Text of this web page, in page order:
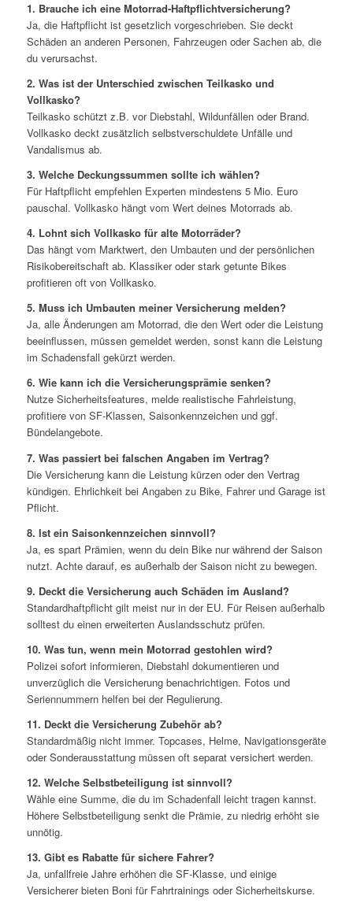
1. Brauche ich eine Motorrad-Haftpflichtversicherung?
Ja, die Haftpflicht ist gesetzlich vorgeschrieben. Sie deckt
Schäden an anderen Personen, Fahrzeugen oder Sachen ab, die
du verursachst.
2. Was ist der Unterschied zwischen Teilkasko und
Vollkasko?
Teilkasko schützt z.B. vor Diebstahl, Wildunfällen oder Brand.
Vollkasko deckt zusätzlich selbstverschuldete Unfälle und
Vandalismus ab.
3. Welche Deckungssummen sollte ich wählen?
Für Haftpflicht empfehlen Experten mindestens 5 Mio. Euro
pauschal. Vollkasko hängt vom Wert deines Motorrads ab.
4. Lohnt sich Vollkasko für alte Motorräder?
Das hängt vom Marktwert, den Umbauten und der persönlichen
Risikobereitschaft ab. Klassiker oder stark getunte Bikes
profitieren oft von Vollkasko.
5. Muss ich Umbauten meiner Versicherung melden?
Ja, alle Änderungen am Motorrad, die den Wert oder die Leistung
beeinflussen, müssen gemeldet werden, sonst kann die Leistung
im Schadensfall gekürzt werden.
6. Wie kann ich die Versicherungsprämie senken?
Nutze Sicherheitsfeatures, melde realistische Fahrleistung,
profitiere von SF-Klassen, Saisonkennzeichen und ggf.
Bündelangebote.
7. Was passiert bei falschen Angaben im Vertrag?
Die Versicherung kann die Leistung kürzen oder den Vertrag
kündigen. Ehrlichkeit bei Angaben zu Bike, Fahrer und Garage ist
Pflicht.
8. Ist ein Saisonkennzeichen sinnvoll?
Ja, es spart Prämien, wenn du dein Bike nur während der Saison
nutzt. Achte darauf, es außerhalb der Saison nicht zu bewegen.
9. Deckt die Versicherung auch Schäden im Ausland?
Standardhaftpflicht gilt meist nur in der EU. Für Reisen außerhalb
solltest du einen erweiterten Auslandsschutz prüfen.
10. Was tun, wenn mein Motorrad gestohlen wird?
Polizei sofort informieren, Diebstahl dokumentieren und
unverzüglich die Versicherung benachrichtigen. Fotos und
Seriennummern helfen bei der Regulierung.
11. Deckt die Versicherung Zubehör ab?
Standardmäßig nicht immer. Topcases, Helme, Navigationsgeräte
oder Sonderausstattung müssen oft separat versichert werden.
12. Welche Selbstbeteiligung ist sinnvoll?
Wähle eine Summe, die du im Schadenfall leicht tragen kannst.
Höhere Selbstbeteiligung senkt die Prämie, zu niedrig erhöht sie
unnötig.
13. Gibt es Rabatte für sichere Fahrer?
Ja, unfallfreie Jahre erhöhen die SF-Klasse, und einige
Versicherer bieten Boni für Fahrtrainings oder Sicherheitskurse.